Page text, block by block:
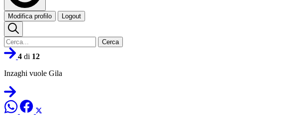
Modifica profilo Logout
Cerca
4 di 12
Inzaghi vuole Gila